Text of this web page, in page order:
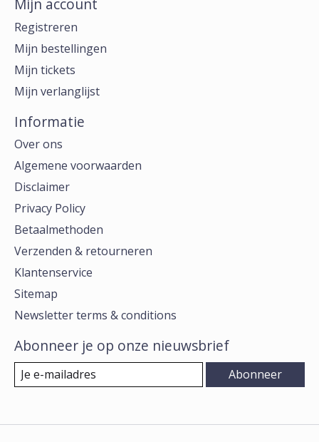
Mijn account
Registreren
Mijn bestellingen
Mijn tickets
Mijn verlanglijst
Informatie
Over ons
Algemene voorwaarden
Disclaimer
Privacy Policy
Betaalmethoden
Verzenden & retourneren
Klantenservice
Sitemap
Newsletter terms & conditions
Abonneer je op onze nieuwsbrief
Abonneer